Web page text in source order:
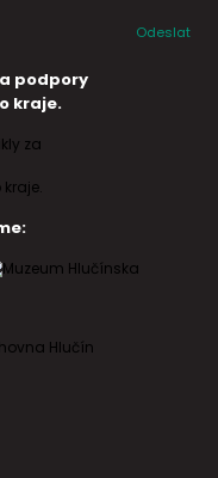
Odeslat
podpory
kraje.